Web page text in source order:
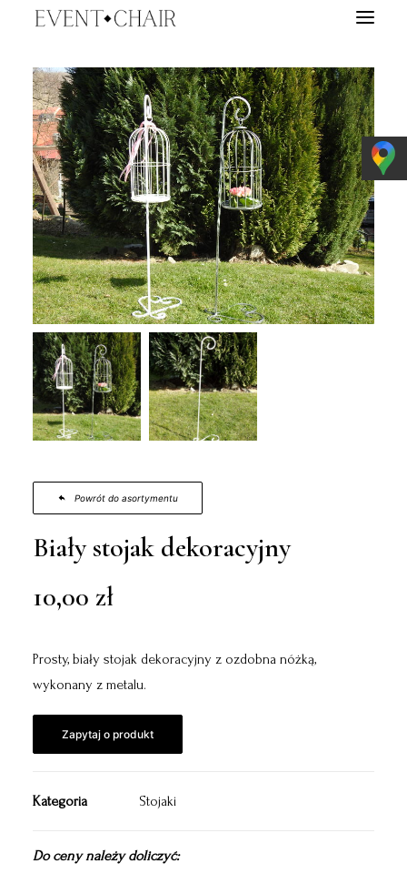
EVENTY
WYPOŻYCZALNIA
TARGI ŚLUBNE
O NAS
BLOG
E-BOOK
KONTAKT
WYSZUKIWANIE
Powrót do asortymentu
Biały stojak dekoracyjny
10,00 zł
Prosty, biały stojak dekoracyjny z ozdobna nóżką,
wykonany z metalu.
Zapytaj o produkt
Kategoria Stojaki
Do ceny należy doliczyć: